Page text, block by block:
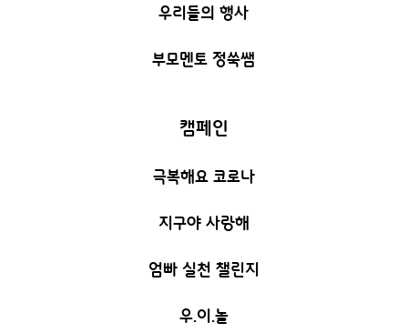
우리들의 행사
부모멘토 정쑥쌤
캠페인
극복해요 코로나
지구야 사랑해
엄빠 실천 챌린지
우.이.놀